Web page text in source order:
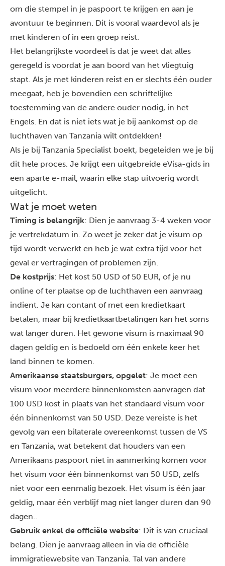
om die stempel in je paspoort te krijgen en aan je
avontuur te beginnen. Dit is vooral waardevol als je
met kinderen of in een groep reist.
Het belangrijkste voordeel is dat je weet dat alles
geregeld is voordat je aan boord van het vliegtuig
stapt. Als je met kinderen reist en er slechts één ouder
meegaat, heb je bovendien een schriftelijke
toestemming van de andere ouder nodig, in het
Engels. En dat is niet iets wat je bij aankomst op de
luchthaven van Tanzania wilt ontdekken!
Als je bij Tanzania Specialist boekt, begeleiden we je bij
dit hele proces. Je krijgt een uitgebreide eVisa-gids in
een aparte e-mail, waarin elke stap uitvoerig wordt
uitgelicht.
Wat je moet weten
Timing is belangrijk: Dien je aanvraag 3-4 weken voor
je vertrekdatum in. Zo weet je zeker dat je visum op
tijd wordt verwerkt en heb je wat extra tijd voor het
geval er vertragingen of problemen zijn.
De kostprijs: Het kost 50 USD of 50 EUR, of je nu
online of ter plaatse op de luchthaven een aanvraag
indient. Je kan contant of met een kredietkaart
betalen, maar bij kredietkaartbetalingen kan het soms
wat langer duren. Het gewone visum is maximaal 90
dagen geldig en is bedoeld om één enkele keer het
land binnen te komen.
Amerikaanse staatsburgers, opgelet: Je moet een
visum voor meerdere binnenkomsten aanvragen dat
100 USD kost in plaats van het standaard visum voor
één binnenkomst van 50 USD. Deze vereiste is het
gevolg van een bilaterale overeenkomst tussen de VS
en Tanzania, wat betekent dat houders van een
Amerikaans paspoort niet in aanmerking komen voor
het visum voor één binnenkomst van 50 USD, zelfs
niet voor een eenmalig bezoek. Het visum is één jaar
geldig, maar één verblijf mag niet langer duren dan 90
dagen..
Gebruik enkel de officiële website: Dit is van cruciaal
belang. Dien je aanvraag alleen in via de officiële
immigratiewebsite van Tanzania. Tal van andere